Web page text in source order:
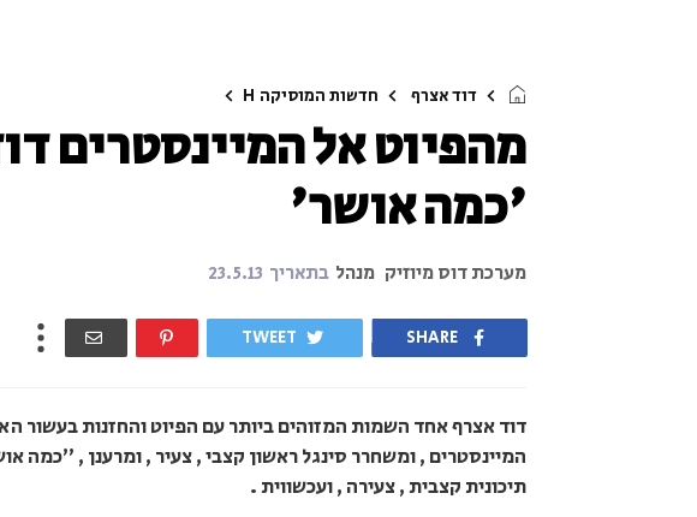
דוד אצרף חדשות המוסיקה H
מהפיוט אל המיינסטרים
'כמה אושר'
מערכת דוס מיוזיק מנהל בתאריך 23.5.13
SHARE
TWEET
דוד אצרף אחד השמות המזוהים ביותר עם הפיוט והחזנות בעשור
המיינסטרים , ומשחרר סינגל ראשון קצבי , צעיר , ומרענן , ״כמה
תיכונית קצבית , צעירה , ועכשווית .